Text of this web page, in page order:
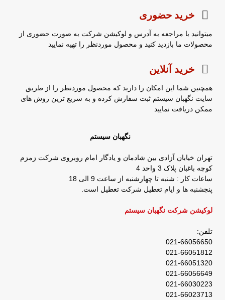
خرید حضوری
میتوانید با مراجعه به آدرس و لوکیشن شرکت به صورت حضوری از
محصولات ما بازدید کنید و محصول موردنظر را تهیه نمایید
خرید آنلاین
همچنین شما این امکان را دارید که محصول موردنظر را از طریق
سایت نگهبان سیستم ثبت سفارش کرده و به سریع ترین روش های
ممکن دریافت نمایید
نگهبان سیستم
تهران خیابان آزادی بین شادمان و یادگار امام روبروی شرکت زمزم
کوچه باغبان پلاک 3 واحد 4
ساعات کار : شنبه تا چهارشنبه از ساعت 9 الی 18
پنجشنبه ها و ایام تعطیل شرکت تعطیل است.
لوکیشن شرکت نگهبان سیستم
تلفن:
021-66056650
021-66051812
021-66051320
021-66056649
021-66030223
021-66023713